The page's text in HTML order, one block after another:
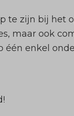
te zijn bij het
maar ook
één enkel